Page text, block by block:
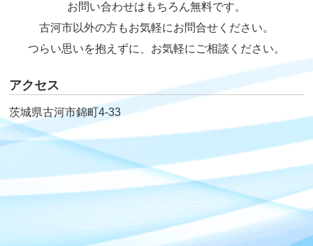
お問い合わせはもちろん無料です。
古河市以外の方もお気軽にお問合せください。
つらい思いを抱えずに、お気軽にご相談ください。
アクセス
茨城県古河市錦町4-33